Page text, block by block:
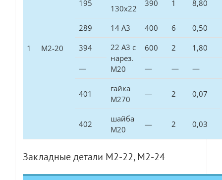
1 М2-20
195
130х22
390 1 8,80
289 14 А3 400 6
0,50
394
22 А3 с
нарез.
М20
600 2 1,80
— — — —
401
гайка
М270
— 2 0,07
402
шайба
М20
— 2 0,03
Закладные детали М2-22, М2-24